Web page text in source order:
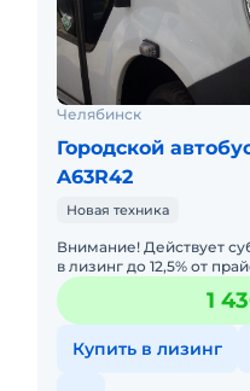
Челябинск
Городской
A63R42
Новая техника
Внимание! Действует
в лизинг до 12,5% от
уже с учетом субсидии.
составля
1
Купить в лизинг